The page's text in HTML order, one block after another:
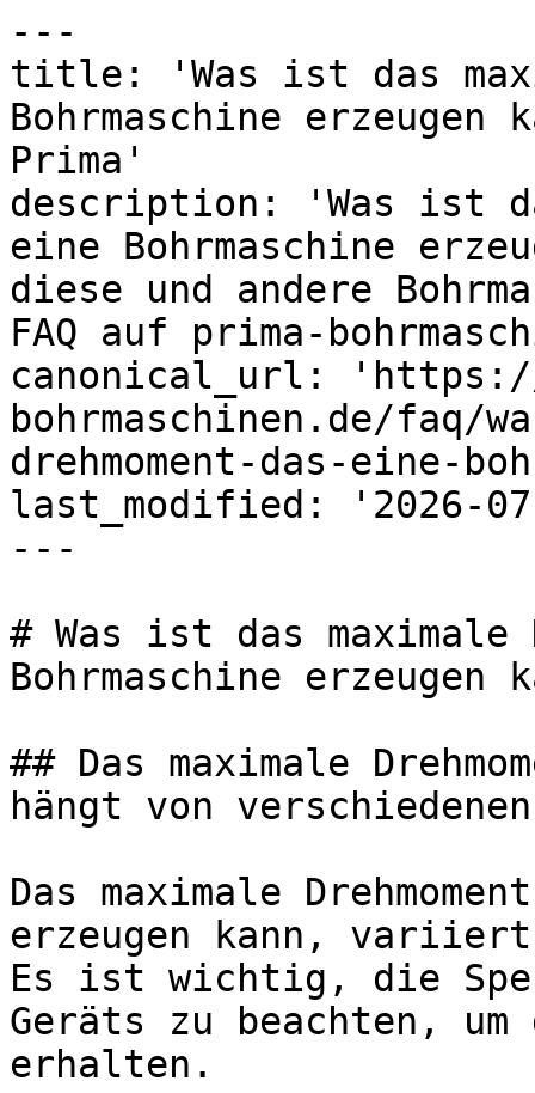
---
title: 'Was ist das
Bohrmaschine erzeugen
Prima'
description: 'Was ist
eine Bohrmaschine
diese und andere
FAQ auf prima-
canonical_url: 'https://
bohrmaschinen.de/faq/
drehmoment-das-eine-
last_modified: '2026-
---
# Was ist das maximale
Bohrmaschine erzeugen
## Das maximale
hängt von
Das maximale
erzeugen kann,
Es ist wichtig, die
Geräts zu beachten,
erhalten.